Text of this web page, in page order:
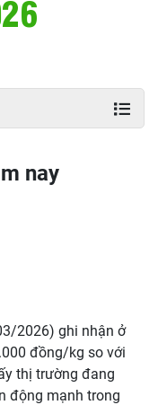
nay
2026) ghi nhận ở
đồng/kg so với
thị trường đang
động mạnh trong